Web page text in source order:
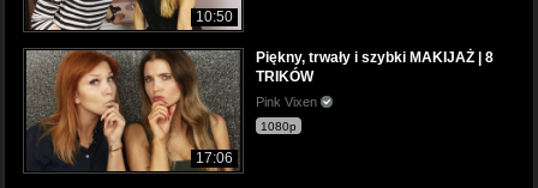
10:50
17:06
Piękny, trwały i szybki MAKIJAŻ | 8
TRIKÓW
Pink Vixen
1080p